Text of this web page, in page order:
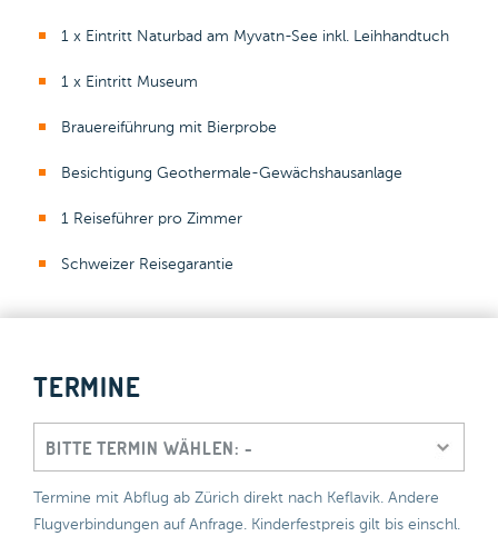
1 x Eintritt Naturbad am Myvatn-See inkl. Leihhandtuch
1 x Eintritt Museum
Brauereiführung mit Bierprobe
Besichtigung Geothermale-Gewächshausanlage
1 Reiseführer pro Zimmer
Schweizer Reisegarantie
TERMINE
Termine mit Abflug ab Zürich direkt nach Keflavik. Andere
Flugverbindungen auf Anfrage. Kinderfestpreis gilt bis einschl.